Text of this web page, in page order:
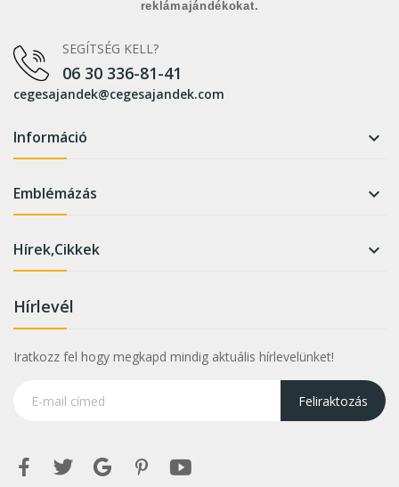
reklámajándékokat.
SEGÍTSÉG KELL?
06 30 336-81-41
cegesajandek@cegesajandek.com
Információ 
Emblémázás 
Hírek,Cikkek 
Hírlevél
Iratkozz fel hogy megkapd mindig aktuális hírlevelünket!
Feliraktozás